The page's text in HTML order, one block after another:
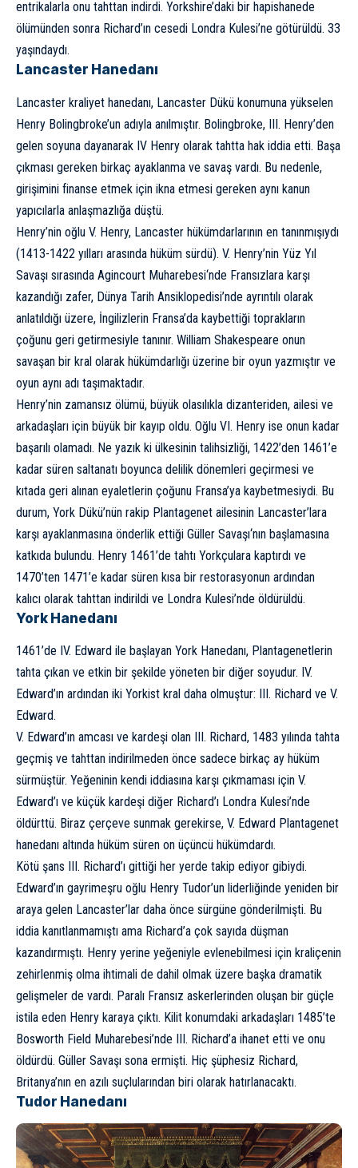
entrikalarla onu tahttan indirdi. Yorkshire’daki bir hapishanede
ölümünden sonra Richard’ın cesedi Londra Kulesi’ne götürüldü. 33
yaşındaydı.
Lancaster Hanedanı
Lancaster kraliyet hanedanı, Lancaster Dükü konumuna yükselen
Henry Bolingbroke’un adıyla anılmıştır. Bolingbroke, III. Henry’den
gelen soyuna dayanarak IV Henry olarak tahtta hak iddia etti. Başa
çıkması gereken birkaç ayaklanma ve savaş vardı. Bu nedenle,
girişimini finanse etmek için ikna etmesi gereken aynı kanun
yapıcılarla anlaşmazlığa düştü.
Henry’nin oğlu V. Henry, Lancaster hükümdarlarının en tanınmışıydı
(1413-1422 yılları arasında hüküm sürdü). V. Henry’nin Yüz Yıl
Savaşı sırasında Agincourt Muharebesi‘nde Fransızlara karşı
kazandığı zafer, Dünya Tarih Ansiklopedisi’nde ayrıntılı olarak
anlatıldığı üzere, İngilizlerin Fransa’da kaybettiği toprakların
çoğunu geri getirmesiyle tanınır. William Shakespeare onun
savaşan bir kral olarak hükümdarlığı üzerine bir oyun yazmıştır ve
oyun aynı adı taşımaktadır.
Henry’nin zamansız ölümü, büyük olasılıkla dizanteriden, ailesi ve
arkadaşları için büyük bir kayıp oldu. Oğlu VI. Henry ise onun kadar
başarılı olamadı. Ne yazık ki ülkesinin talihsizliği, 1422’den 1461’e
kadar süren saltanatı boyunca delilik dönemleri geçirmesi ve
kıtada geri alınan eyaletlerin çoğunu Fransa’ya kaybetmesiydi. Bu
durum, York Dükü’nün rakip Plantagenet ailesinin Lancaster’lara
karşı ayaklanmasına önderlik ettiği Güller Savaşı‘nın başlamasına
katkıda bulundu. Henry 1461’de tahtı Yorkçulara kaptırdı ve
1470’ten 1471’e kadar süren kısa bir restorasyonun ardından
kalıcı olarak tahttan indirildi ve Londra Kulesi’nde öldürüldü.
York Hanedanı
1461’de IV. Edward ile başlayan York Hanedanı, Plantagenetlerin
tahta çıkan ve etkin bir şekilde yöneten bir diğer soyudur. IV.
Edward’ın ardından iki Yorkist kral daha olmuştur: III. Richard ve V.
Edward.
V. Edward’ın amcası ve kardeşi olan III. Richard, 1483 yılında tahta
geçmiş ve tahttan indirilmeden önce sadece birkaç ay hüküm
sürmüştür. Yeğeninin kendi iddiasına karşı çıkmaması için V.
Edward’ı ve küçük kardeşi diğer Richard’ı Londra Kulesi’nde
öldürttü. Biraz çerçeve sunmak gerekirse, V. Edward Plantagenet
hanedanı altında hüküm süren on üçüncü hükümdardı.
Kötü şans III. Richard’ı gittiği her yerde takip ediyor gibiydi.
Edward’ın gayrimeşru oğlu Henry Tudor’un liderliğinde yeniden bir
araya gelen Lancaster’lar daha önce sürgüne gönderilmişti. Bu
iddia kanıtlanmamıştı ama Richard’a çok sayıda düşman
kazandırmıştı. Henry yerine yeğeniyle evlenebilmesi için kraliçenin
zehirlenmiş olma ihtimali de dahil olmak üzere başka dramatik
gelişmeler de vardı. Paralı Fransız askerlerinden oluşan bir güçle
istila eden Henry karaya çıktı. Kilit konumdaki arkadaşları 1485’te
Bosworth Field Muharebesi’nde III. Richard’a ihanet etti ve onu
öldürdü. Güller Savaşı sona ermişti. Hiç şüphesiz Richard,
Britanya’nın en azılı suçlularından biri olarak hatırlanacaktı.
Tudor Hanedanı